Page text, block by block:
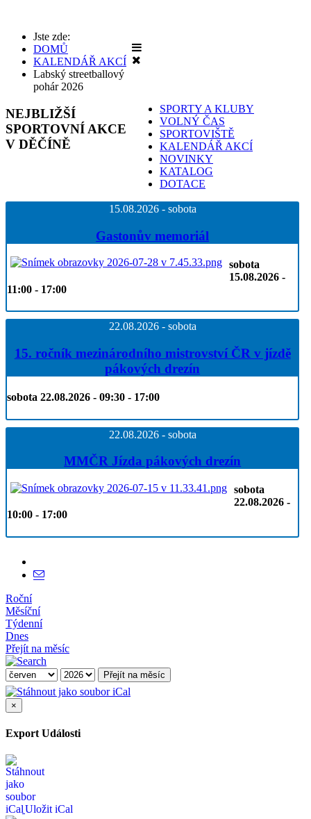
SPORTY A KLUBY
VOLNÝ ČAS
SPORTOVIŠTĚ
KALENDÁŘ AKCÍ
NOVINKY
KATALOG
DOTACE
Jste zde:
DOMŮ
KALENDÁŘ AKCÍ
Labský streetballový
pohár 2026
NEJBLIŽŠÍ
SPORTOVNÍ AKCE
V DĚČÍNĚ
15.08.2026 - sobota
Gastonův memoriál
sobota
15.08.2026 -
11:00 - 17:00
22.08.2026 - sobota
15. ročník mezinárodního mistrovství ČR v jízdě
pákových drezín
sobota 22.08.2026 - 09:30 - 17:00
22.08.2026 - sobota
MMČR Jízda pákových drezín
sobota
22.08.2026 -
10:00 - 17:00
Roční
Měsíční
Týdenní
Dnes
Přejít na měsíc
Přejít na měsíc
×
Export Události
Uložit iCal